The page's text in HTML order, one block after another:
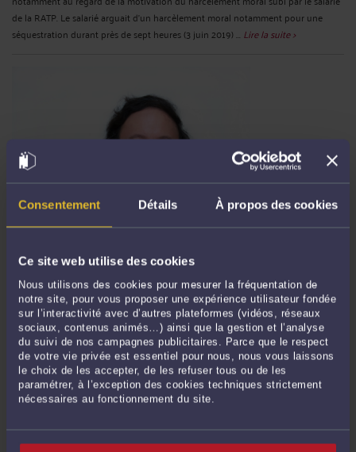
Consentement Détails À propos des cookies
Ce site web utilise des cookies
Nous utilisons des cookies pour mesurer la fréquentation de
notre site, pour vous proposer une expérience utilisateur fondée
sur l’interactivité avec d’autres plateformes (vidéos, réseaux
sociaux, contenus animés…) ainsi que la gestion et l’analyse
du suivi de nos campagnes publicitaires. Parce que le respect
de votre vie privée est essentiel pour nous, nous vous laissons
le choix de les accepter, de les refuser tous ou de les
paramétrer, à l’exception des cookies techniques strictement
nécessaires au fonctionnement du site.
de la RATP. Le salarié arguait d’un harcèlement moral notamment pour une
séquestration durant près de sept heures (3 juin 2019) ... Lire la suite >
FRENCH EMPLOYMENT LAW - INTERNAL INVESTIGATIONS:
FRAMEWORK FOR INTERNAL INVESTIGATIONS AND A REVIEW OF
RELEVANT CASE LAW.
ParFrédéric CHHUMle 22/01/2026
Proposed law no. 2208 was registered with the President of the National
Assembly on December 9, 2025, and draws on the work of the "Internal
Investigations" committee of the think tank Le Club des Juristes, including the
report "Promoting Internal Investigations in France: A Lever for Competitiveness
and Judicial Sovereignty," published in ...Lire la suite >